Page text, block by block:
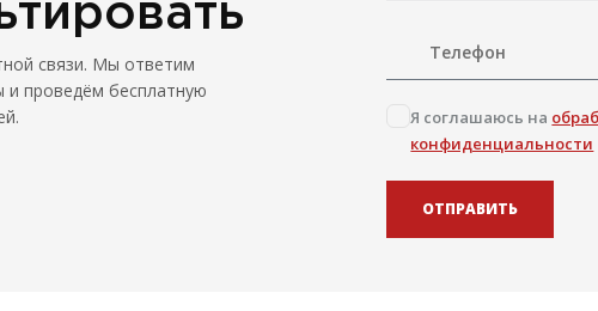
связи. Мы ответим
и проведём бесплатную
Я соглашаюсь на
конфиденциальности
ОТПРАВИТЬ